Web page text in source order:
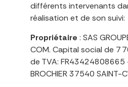
différents intervenants
réalisation et de son suivi:
Propriétaire : SAS
COM. Capital social de 7
de TVA: FR43424808665
BROCHIER 37540 SAINT-